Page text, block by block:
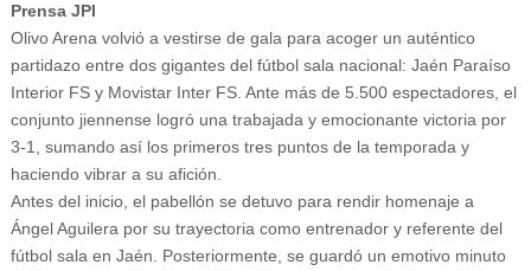
Prensa JPI
Olivo Arena volvió a vestirse de gala para acoger un auténtico
partidazo entre dos gigantes del fútbol sala nacional: Jaén Paraíso
Interior FS y Movistar Inter FS. Ante más de 5.500 espectadores, el
conjunto jiennense logró una trabajada y emocionante victoria por
3-1, sumando así los primeros tres puntos de la temporada y
haciendo vibrar a su afición.
Antes del inicio, el pabellón se detuvo para rendir homenaje a
Ángel Aguilera por su trayectoria como entrenador y referente del
fútbol sala en Jaén. Posteriormente, se guardó un emotivo minuto